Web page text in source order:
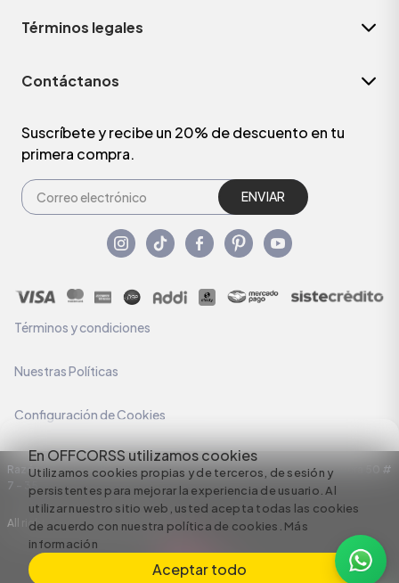
En OFFCORSS utilizamos cookies
Utilizamos cookies propias y de terceros, de sesión y
persistentes para mejorar la experiencia de usuario. Al
utilizar nuestro sitio web, usted acepta todas las cookies
de acuerdo con nuestra política de cookies. Más
información
Aceptar todo
Términos legales
Contáctanos
Suscríbete y recibe un 20% de descuento en tu
primera compra.
ENVIAR
Términos y condiciones
Nuestras Políticas
Configuración de Cookies
Razón Social: C.I HERMECO S.A. NIT: 890924167-6 Dirección: Carrera 50 #
7 – 35
All rights reserved empowered by